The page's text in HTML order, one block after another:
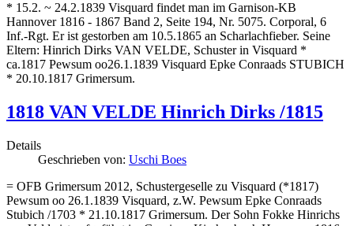
* 15.2. ~ 24.2.1839 Visquard findet man im Garnison-KB
Hannover 1816 - 1867 Band 2, Seite 194, Nr. 5075. Corporal, 6
Inf.-Rgt. Er ist gestorben am 10.5.1865 an Scharlachfieber. Seine
Eltern: Hinrich Dirks VAN VELDE, Schuster in Visquard *
ca.1817 Pewsum oo26.1.1839 Visquard Epke Conraads STUBICH
* 20.10.1817 Grimersum.
1818 VAN VELDE Hinrich Dirks /1815
Details
Geschrieben von: Uschi Boes
= OFB Grimersum 2012, Schustergeselle zu Visquard (*1817)
Pewsum oo 26.1.1839 Visquard, z.W. Pewsum Epke Conraads
Stubich /1703 * 21.10.1817 Grimersum. Der Sohn Fokke Hinrichs